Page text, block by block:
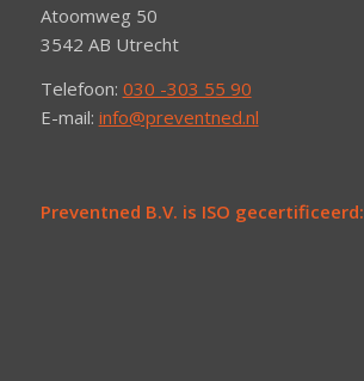
Atoomweg 50
3542 AB Utrecht
Telefoon: 030 -303 55 90
E-mail: info@preventned.nl
Preventned B.V. is ISO gecertificeerd: